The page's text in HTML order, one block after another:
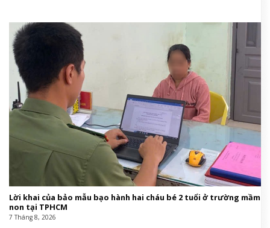
Lời khai của bảo mẫu bạo hành hai cháu bé 2 tuổi ở trường mầm
non tại TPHCM
7 Tháng 8, 2026